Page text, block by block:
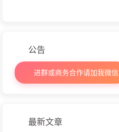
公告
进群或商务合作请加我微信
最新文章